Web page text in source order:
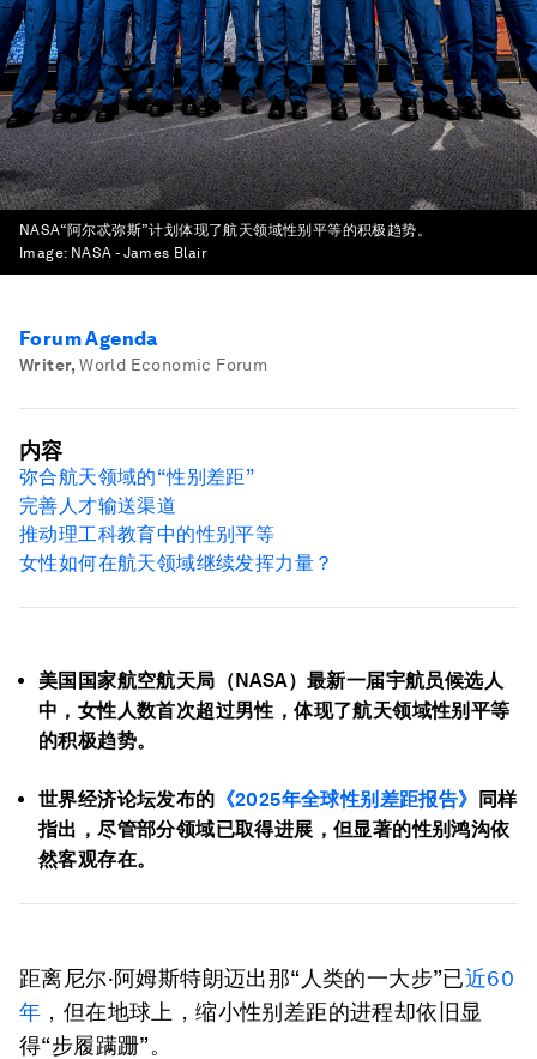
NASA“阿尔忒弥斯”计划体现了航天领域性别平等的积极趋势。
Image: NASA - James Blair
Forum Agenda
Writer, World Economic Forum
美国国家航空航天局（NASA）最新一届宇航员候选人
中，女性人数首次超过男性，体现了航天领域性别平等
的积极趋势。
世界经济论坛发布的 《2025年全球性别差距报告》
同样
指出，尽管部分领域已取得进展，但显著的性别鸿沟依
然客观存在。
距离尼尔·阿姆斯特朗迈出那“人类的一大步”已近60
年 ，但在地球上，缩小性别差距的进程却依旧显
得“步履蹒跚”。
内容
弥合航天领域的“性别差距”
完善人才输送渠道
推动理工科教育中的性别平等
女性如何在航天领域继续发挥力量？